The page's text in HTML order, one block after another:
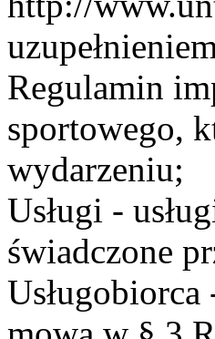
Regulamin
sportowego,
wydarzeniu;
Usługi -
świadczone